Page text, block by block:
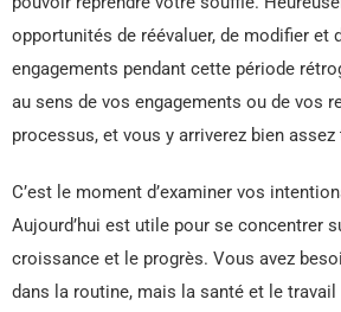
opportunités de réévaluer, de modifier et
engagements pendant cette période
au sens de vos engagements ou de vos
processus, et vous y arriverez bien assez
C’est le moment d’examiner vos
Aujourd’hui est utile pour se concentrer
croissance et le progrès. Vous avez
dans la routine, mais la santé et le